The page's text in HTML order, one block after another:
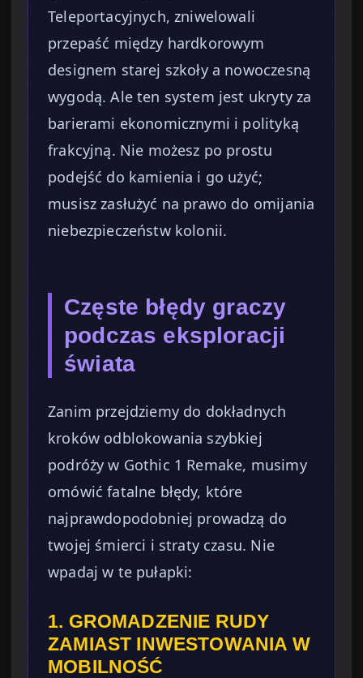
Teleportacyjnych, zniwelowali
przepaść między hardkorowym
designem starej szkoły a nowoczesną
wygodą. Ale ten system jest ukryty za
barierami ekonomicznymi i polityką
frakcyjną. Nie możesz po prostu
podejść do kamienia i go użyć;
musisz zasłużyć na prawo do omijania
niebezpieczeństw kolonii.
Częste błędy graczy
podczas eksploracji
świata
Zanim przejdziemy do dokładnych
kroków odblokowania szybkiej
podróży w Gothic 1 Remake, musimy
omówić fatalne błędy, które
najprawdopodobniej prowadzą do
twojej śmierci i straty czasu. Nie
wpadaj w te pułapki:
1. GROMADZENIE RUDY
ZAMIAST INWESTOWANIA W
MOBILNOŚĆ